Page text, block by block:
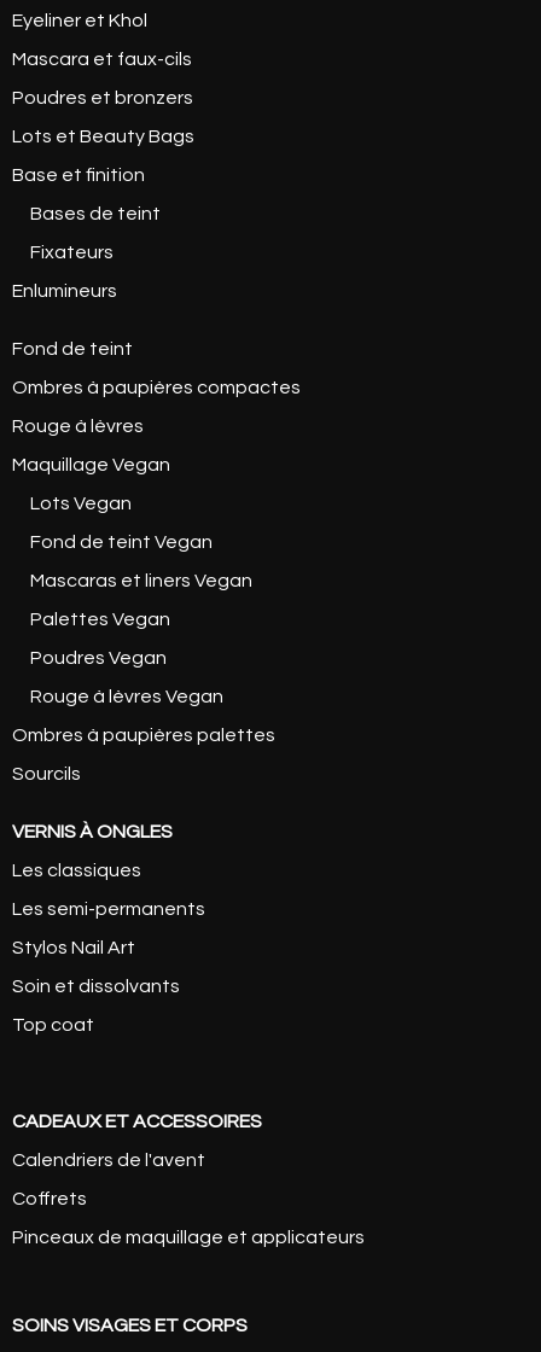
Eyeliner et Khol
Mascara et faux-cils
Poudres et bronzers
Lots et Beauty Bags
Base et finition
Bases de teint
Fixateurs
Enlumineurs
Fond de teint
Ombres à paupières compactes
Rouge à lèvres
Maquillage Vegan
Lots Vegan
Fond de teint Vegan
Mascaras et liners Vegan
Palettes Vegan
Poudres Vegan
Rouge à lèvres Vegan
Ombres à paupières palettes
Sourcils
VERNIS À ONGLES
Les classiques
Les semi-permanents
Stylos Nail Art
Soin et dissolvants
Top coat
CADEAUX ET ACCESSOIRES
Calendriers de l'avent
Coffrets
Pinceaux de maquillage et applicateurs
SOINS VISAGES ET CORPS